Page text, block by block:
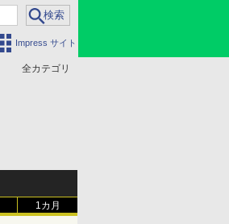
Impress サイト
全カテゴリ
1カ月